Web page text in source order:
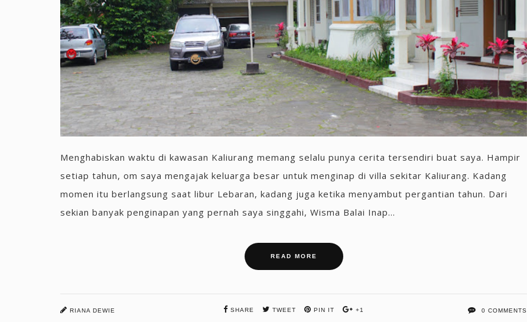
Menghabiskan waktu di kawasan Kaliurang memang selalu punya cerita tersendiri buat saya. Hampir
setiap tahun, om saya mengajak keluarga besar untuk menginap di villa sekitar Kaliurang. Kadang
momen itu berlangsung saat libur Lebaran, kadang juga ketika menyambut pergantian tahun. Dari
sekian banyak penginapan yang pernah saya singgahi, Wisma Balai Inap...
READ MORE
RIANA DEWIE SHARE TWEET PIN IT +1 0 COMMENTS